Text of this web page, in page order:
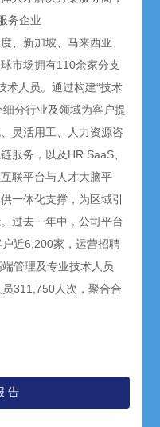
务企业
、新加坡、马来西亚、
市场拥有110余家分支
术人员。通过构建“技术
分行业及领域为客户提
灵活用工、人力资源咨
服务，以及HR SaaS、
联平台与人才大脑平
一体化支撑，为区域引
过去一年中，公司平台
近6,200家，运营招聘
管理及专业技术人员
311,750人次，聚合合
告